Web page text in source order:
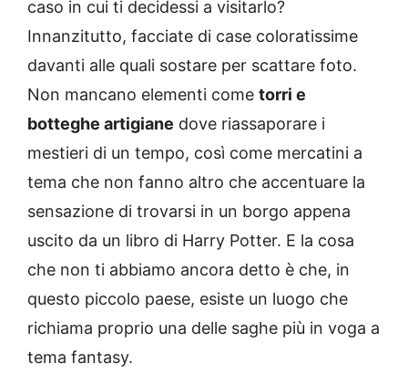
caso in cui ti decidessi a visitarlo?
Innanzitutto, facciate di case coloratissime
davanti alle quali sostare per scattare foto.
Non mancano elementi come torri e
botteghe artigiane dove riassaporare i
mestieri di un tempo, così come mercatini a
tema che non fanno altro che accentuare la
sensazione di trovarsi in un borgo appena
uscito da un libro di Harry Potter. E la cosa
che non ti abbiamo ancora detto è che, in
questo piccolo paese, esiste un luogo che
richiama proprio una delle saghe più in voga a
tema fantasy.